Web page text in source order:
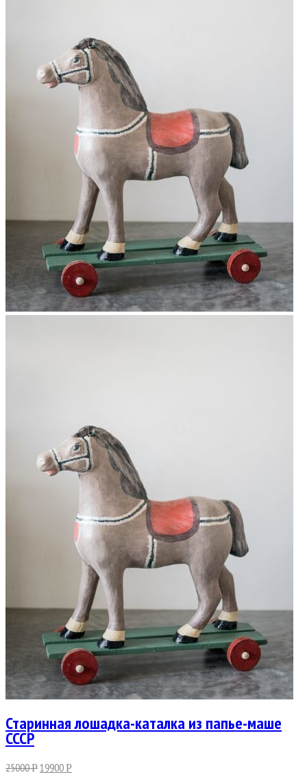
Старинная лошадка-каталка из папье-маше
СССР
25000Р19900Р